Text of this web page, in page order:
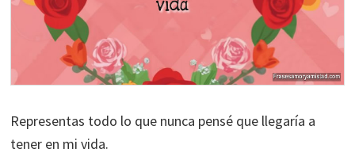
Representas todo lo que nunca pensé que llegaría a
tener en mi vida.